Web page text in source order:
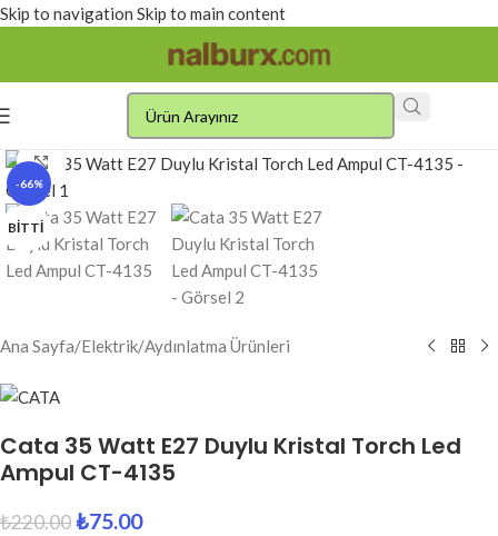
Skip to navigation Skip to main content
-66%
BITTI
Click to enlarge
Ana Sayfa/Elektrik/Aydınlatma Ürünleri
Cata 35 Watt E27 Duylu Kristal Torch Led
Ampul CT-4135
₺220.00 ₺75.00